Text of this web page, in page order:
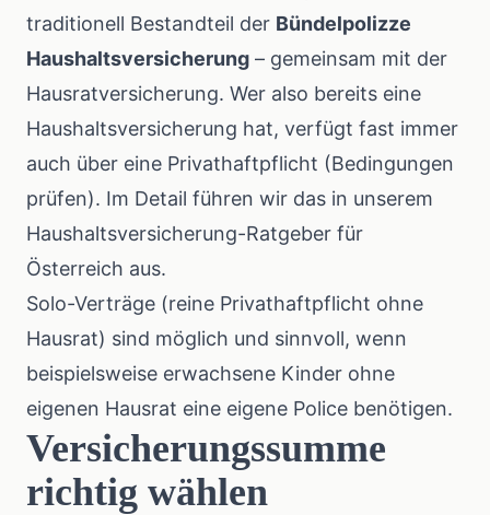
traditionell Bestandteil der Bündelpolizze
Haushaltsversicherung – gemeinsam mit der
Hausratversicherung. Wer also bereits eine
Haushaltsversicherung hat, verfügt fast immer
auch über eine Privathaftpflicht (Bedingungen
prüfen). Im Detail führen wir das in unserem
Haushaltsversicherung-Ratgeber für
Österreich aus.
Solo-Verträge (reine Privathaftpflicht ohne
Hausrat) sind möglich und sinnvoll, wenn
beispielsweise erwachsene Kinder ohne
eigenen Hausrat eine eigene Police benötigen.
Versicherungssumme
richtig wählen